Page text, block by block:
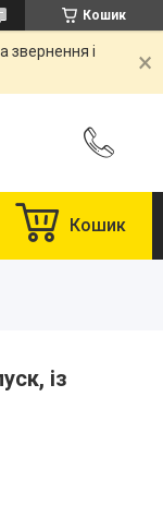
Кошик
звернення і
Кошик
із